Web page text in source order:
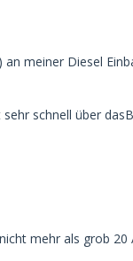
meiner Diesel
schnell über
mehr als grob